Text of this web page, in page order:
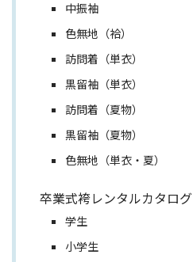
中振袖
色無地（袷）
訪問着（単衣）
黒留袖（単衣）
訪問着（夏物）
黒留袖（夏物）
色無地（単衣・夏）
卒業式袴レンタルカタログ
学生
小学生